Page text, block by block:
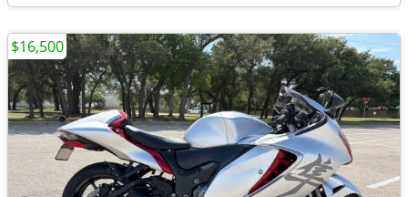
$16,500